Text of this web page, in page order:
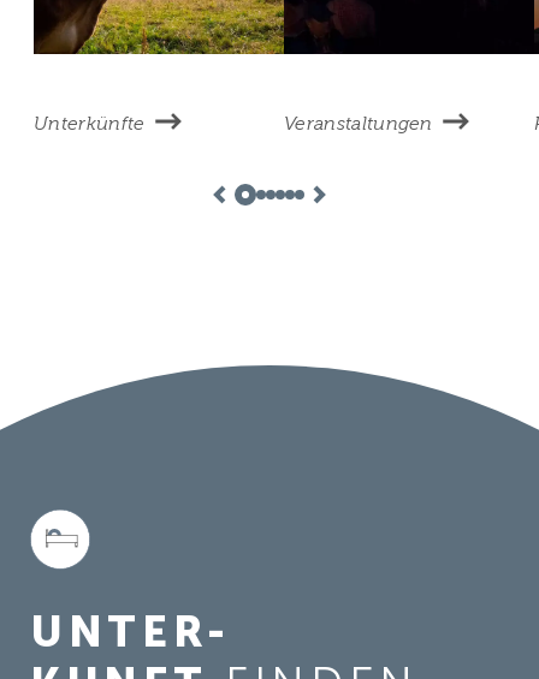
Unterkünfte Veranstaltungen
UNTER-